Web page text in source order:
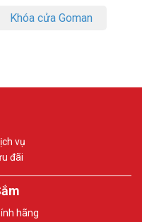
Khóa cửa Goman
vụ
đãi
hãng